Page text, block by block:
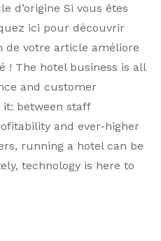
d’origine Si vous êtes
ici pour découvrir
votre article améliore
! The hotel business is all
and customer
it: between staff
and ever-higher
running a hotel can be
technology is here to